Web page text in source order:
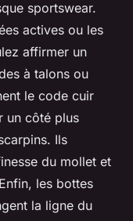
sportswear.
actives ou les
affirmer un
à talons ou
le code cuir
un côté plus
Ils
du mollet et
les bottes
la ligne du